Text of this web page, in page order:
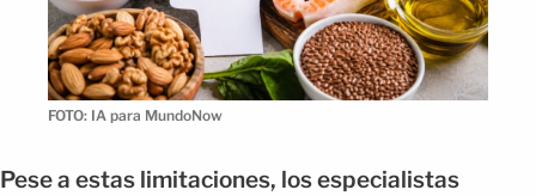
FOTO: IA para MundoNow
Pese a estas limitaciones, los especialistas